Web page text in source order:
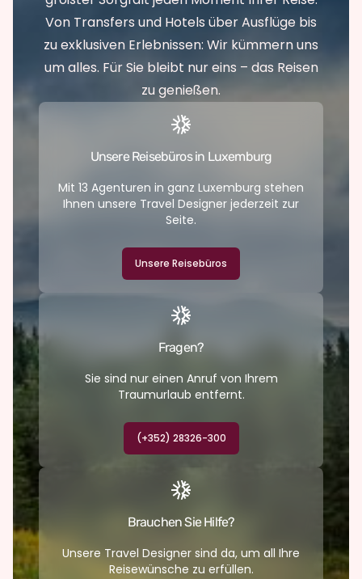
Von Transfers und Hotels über Ausflüge bis
zu exklusiven Erlebnissen: Wir kümmern uns
um alles. Für Sie bleibt nur eins – das Reisen
zu genießen.
Unsere Reisebüros in Luxemburg
Mit 13 Agenturen in ganz Luxemburg stehen
Ihnen unsere Travel Designer jederzeit zur
Seite.
Unsere Reisebüros
Fragen?
Sie sind nur einen Anruf von Ihrem
Traumurlaub entfernt.
(+352) 28326-300
Brauchen Sie Hilfe?
Unsere Travel Designer sind da, um all Ihre
Reisewünsche zu erfüllen.